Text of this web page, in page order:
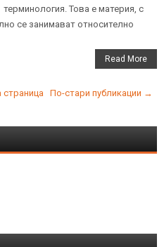
терминология. Това е материя, с
се занимават относително
Read More
По-стари публикации →
страница